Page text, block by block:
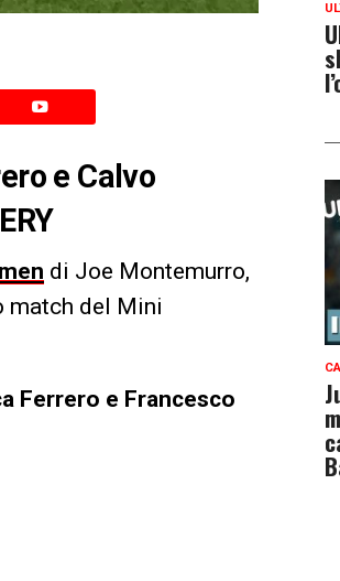
e Calvo
di Joe Montemurro,
match del Mini
Ferrero e Francesco